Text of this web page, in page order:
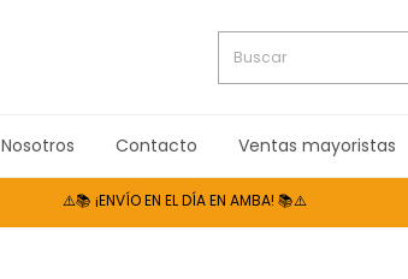
Nosotros Contacto Ventas mayoristas
⚠️📚 ¡ENVÍO EN EL DÍA EN AMBA! 📚⚠️